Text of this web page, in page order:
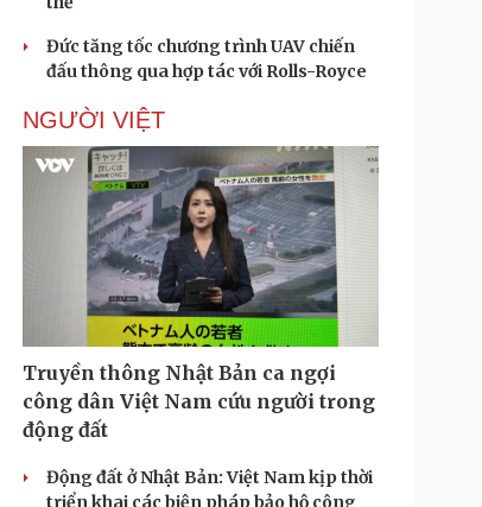
Đức tăng tốc chương trình UAV chiến
đấu thông qua hợp tác với Rolls-Royce
NGƯỜI VIỆT
Truyền thông Nhật Bản ca ngợi
công dân Việt Nam cứu người trong
động đất
Động đất ở Nhật Bản: Việt Nam kịp thời
triển khai các biện pháp bảo hộ công